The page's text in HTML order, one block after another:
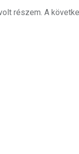
részem. A